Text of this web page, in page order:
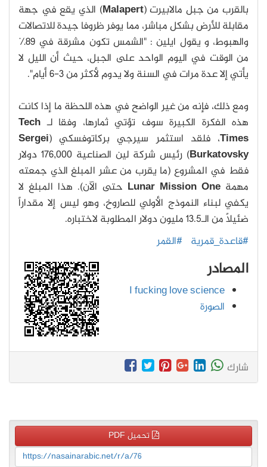
بالقرب من جبل مالابيرت (Malapert) الذي يقع في جهة
مقابلة للأرض بشكل مباشر، مما يوفر ظروفا جيدة للاتصالات
والهبوط، و يقول ايلين : "الشمس تكون مشرقة في 89٪
من الوقت في اليوم الواحد على الجبل، حيث أن الليل لا
يأتي إلا عدة مرات في السنة ولا يدوم لأكثر من 3-6 أيام".
ومع ذلك، فإنه من غير الواضح في هذه اللحظة ما إذا كانت
هذه الفكرة الكبيرة سوف تؤتي ثمارها، وفقا لـ Tech
Times، فلقد استثمر سيرجي بركاتوفسكي (Sergei
Burkatovsky
) رئيس شركة لين الصناعية 176,000 دولار
فقط في المشروع (ما يقرب من عشر المبلغ الذي جمعته
مهمةLunar Mission One حتى الآن). هذا المبلغ لا
يكفي لبناء النموذج الأولي للصاروخ، وهو ليس إلا مقداراً
ضئيلاً من الـ13.5 مليون دولار المطلوبة لاختباره.
#قاعدة_قمرية #القمر
المصادر
I fucking love science
الصورة
شارك
تحميل PDF
https://nasainarabic.net/r/a/76